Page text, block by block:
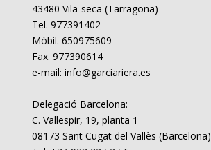
43480 Vila-seca (Tarragona)
Tel. 977391402
Mòbil. 650975609
Fax. 977390614
e-mail: info@garciariera.es
Delegació Barcelona:
C. Vallespir, 19, planta 1
08173 Sant Cugat del Vallès (Barcelona)